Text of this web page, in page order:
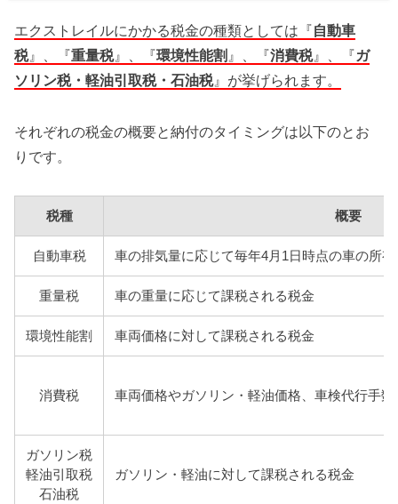
エクストレイルにかかる税金の種類としては『自動車
税』、『重量税』、『環境性能割 』、『消費税』、『ガ
ソリン税・軽油引取税・石油税』が挙げられます。
それぞれの税金の概要と納付のタイミングは以下のとお
りです。
税種 概要
自動車税 車の排気量に応じて毎年4月1日時点の車の所
重量税 車の重量に応じて課税される税金
環境性能割 車両価格に対して課税される税金
消費税 車両価格やガソリン・軽油価格、車検代行手
ガソリン税
軽油引取税
石油税
ガソリン・軽油に対して課税される税金